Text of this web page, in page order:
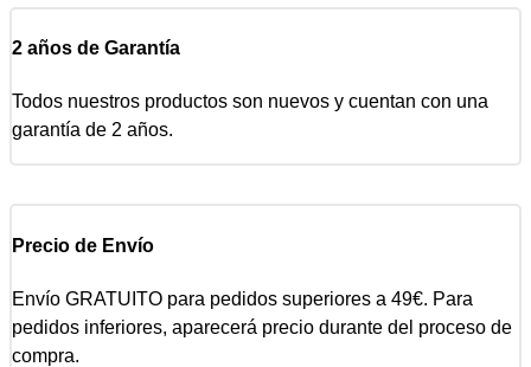
2 años de Garantía
Todos nuestros productos son nuevos y cuentan con una
garantía de 2 años.
Precio de Envío
Envío GRATUITO para pedidos superiores a 49€. Para
pedidos inferiores, aparecerá precio durante del proceso de
compra.